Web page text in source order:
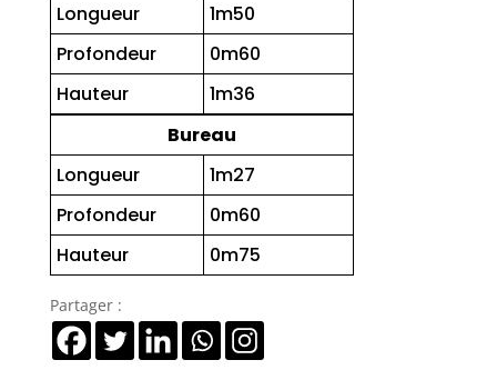
Longueur
1m50
Profondeur
0m60
Hauteur
1m36
Bureau
Longueur
1m27
Profondeur
0m60
Hauteur
0m75
Partager :